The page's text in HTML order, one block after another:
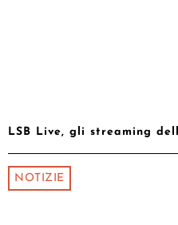
LSB Live, gli streaming
NOTIZIE